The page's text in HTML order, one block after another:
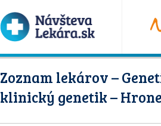
Zoznam lekárov –
klinický genetik –